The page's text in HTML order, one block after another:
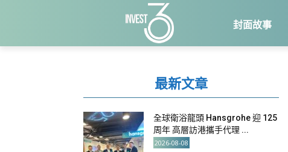
封面故事
最新文章
全球衛浴龍頭 Hansgrohe 迎 125
周年 高層訪港攜手代理 ...
2026-08-08